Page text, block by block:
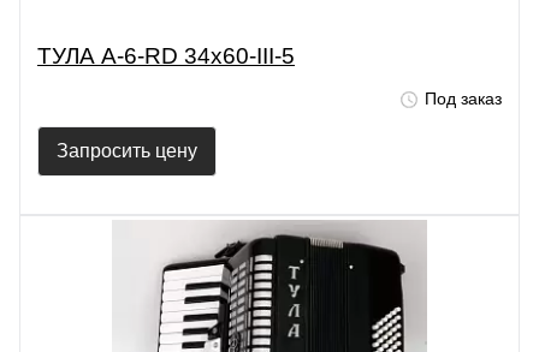
ТУЛА A-6-RD 34х60-III-5
Под заказ
Запросить цену